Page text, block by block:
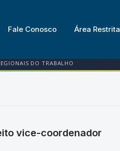
Fale Conosco Área Restrita
DO TRABALHO
vice-coordenador